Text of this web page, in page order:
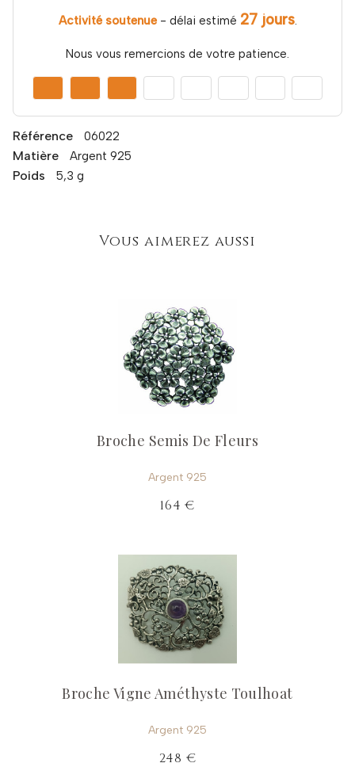
Activité soutenue- délai estimé 27 jours.
Nous vous remercions de votre patience.
Référence 06022
Matière Argent 925
Poids 5,3 g
Vous aimerez aussi
Broche Semis De Fleurs
Argent 925
164 €
Broche Vigne Améthyste Toulhoat
Argent 925
248 €